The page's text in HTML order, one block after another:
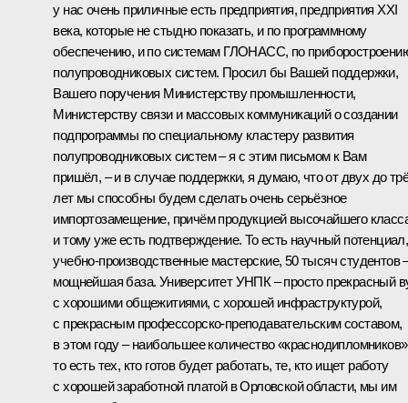
у нас очень приличные есть предприятия, предприятия XXI
века, которые не стыдно показать, и по программному
обеспечению, и по системам ГЛОНАСС, по
полупроводниковых систем. Просил бы Вашей поддержки,
Вашего поручения Министерству промышленности,
Министерству связи и массовых коммуникаций о создании
подпрограммы по специальному кластеру развития
полупроводниковых систем – я с этим письмом к Вам
пришёл, – и в случае поддержки, я думаю, что от двух до
лет мы способны будем сделать очень серьёзное
импортозамещение, причём продукцией высочайшего
и тому уже есть подтверждение. То есть научный потенциал,
учебно-производственные мастерские, 50 тысяч студентов
мощнейшая база. Университет УНПК – просто прекрасный
с хорошими общежитиями, с хорошей инфраструктурой,
с прекрасным профессорско-преподавательским составом,
в этом году – наибольшее количество
то есть тех, кто готов будет работать, те, кто ищет работу
с хорошей заработной платой в Орловской области, мы им